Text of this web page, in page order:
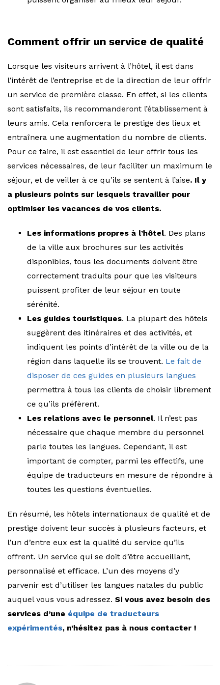
Comment offrir un service de qualité
Lorsque les visiteurs arrivent à l’hôtel, il est dans
l’intérêt de l’entreprise et de la direction de leur offrir
un service de première classe. En effet, si les clients
sont satisfaits, ils recommanderont l’établissement à
leurs amis. Cela renforcera le prestige des lieux et
entraînera une augmentation du nombre de clients.
Pour ce faire, il est essentiel de leur offrir tous les
services nécessaires, de leur faciliter un maximum le
séjour, et de veiller à ce qu’ils se sentent à l’aise. Il y
a plusieurs points sur lesquels travailler pour
optimiser les vacances de vos clients.
Les informations propres à l’hôtel. Des plans
de la ville aux brochures sur les activités
disponibles, tous les documents doivent être
correctement traduits pour que les visiteurs
puissent profiter de leur séjour en toute
sérénité.
Les guides touristiques. La plupart des hôtels
suggèrent des itinéraires et des activités, et
indiquent les points d’intérêt de la ville ou de la
région dans laquelle ils se trouvent. Le fait de
disposer de ces guides en plusieurs langues
permettra à tous les clients de choisir librement
ce qu’ils préfèrent.
Les relations avec le personnel. Il n’est pas
nécessaire que chaque membre du personnel
parle toutes les langues. Cependant, il est
important de compter, parmi les effectifs, une
équipe de traducteurs en mesure de répondre à
toutes les questions éventuelles.
En résumé, les hôtels internationaux de qualité et de
prestige doivent leur succès à plusieurs facteurs, et
l’un d’entre eux est la qualité du service qu’ils
offrent. Un service qui se doit d’être accueillant,
personnalisé et efficace. L’un des moyens d’y
parvenir est d’utiliser les langues natales du public
auquel vous vous adressez. Si vous avez besoin des
services d’une équipe de traducteurs
expérimentés, n’hésitez pas à nous contacter !